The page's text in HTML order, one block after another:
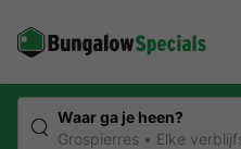
Waar ga je heen?
Grospierres
Elke